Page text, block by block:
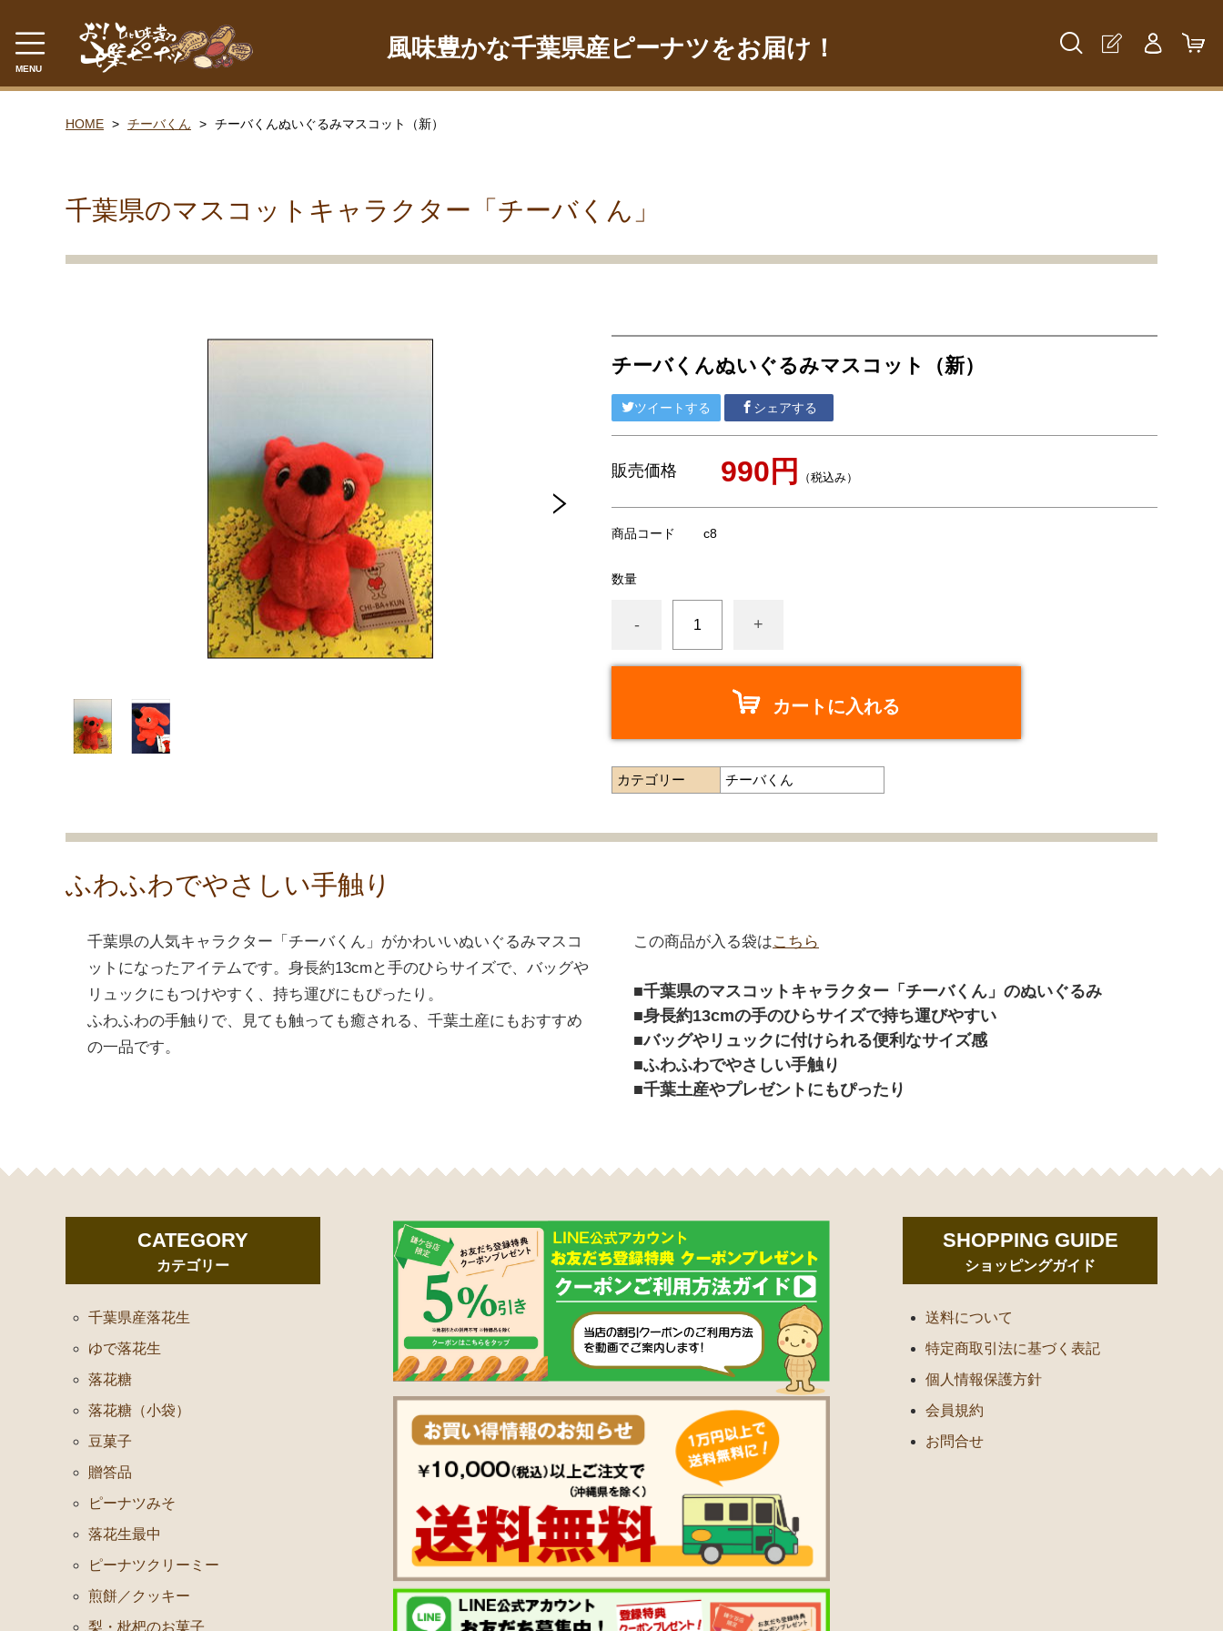
MENU
風味豊かな千葉県産ピーナツをお届け！
ゆで落花生
チーバくん
ネコポス対応商品
HOME チーバくん チーバくんぬいぐるみマスコット（新）
千葉県のマスコットキャラクター「チーバくん」
チーバくんぬいぐるみマスコット（新）
ツイートする シェアする
販売価格 990円 （税込み）
商品コード c8
数量
- +
カートに入れる
カテゴリー チーバくん
ふわふわでやさしい手触り
千葉県の人気キャラクター「チーバくん」がかわいいぬいぐるみマスコ
ットになったアイテムです。身長約13cmと手のひらサイズで、バッグや
リュックにもつけやすく、持ち運びにもぴったり。
ふわふわの手触りで、見ても触っても癒される、千葉土産にもおすすめ
の一品です。
この商品が入る袋はこちら
千葉県のマスコットキャラクター「チーバくん」のぬいぐるみ
身長約13cmの手のひらサイズで持ち運びやすい
バッグやリュックに付けられる便利なサイズ感
ふわふわでやさしい手触り
千葉土産やプレゼントにもぴったり
CATEGORY
カテゴリー
千葉県産落花生
ゆで落花生
落花糖
落花糖（小袋）
豆菓子
贈答品
ピーナツみそ
落花生最中
ピーナツクリーミー
煎餅／クッキー
梨・枇杷のお菓子
SHOPPING GUIDE
ショッピングガイド
送料について
特定商取引法に基づく表記
個人情報保護方針
会員規約
お問合せ